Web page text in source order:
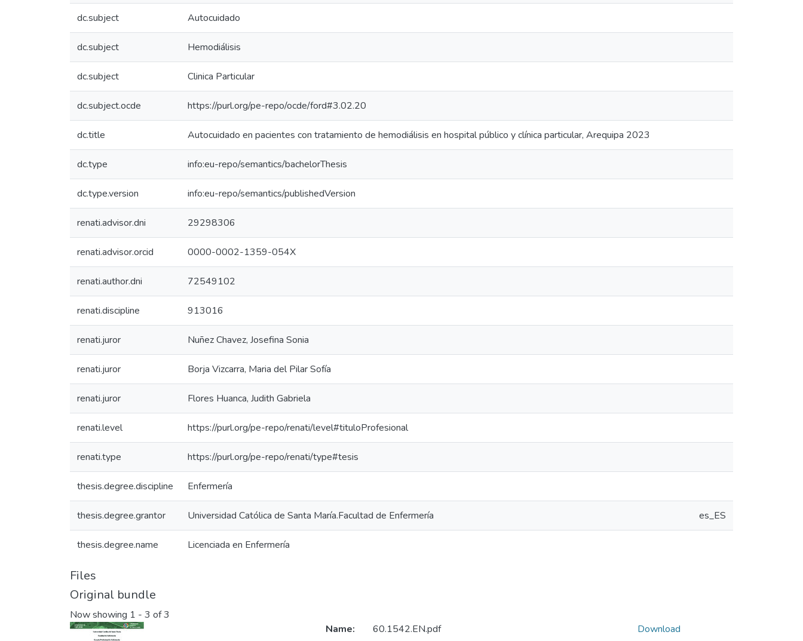
dc.subject Autocuidado
dc.subject Hemodiálisis
dc.subject Clinica Particular
dc.subject.ocde https://purl.org/pe-repo/ocde/ford#3.02.20
dc.title Autocuidado en pacientes con tratamiento de hemodiálisis en hospital público y clínica particular, Arequipa 2023
dc.type info:eu-repo/semantics/bachelorThesis
dc.type.version info:eu-repo/semantics/publishedVersion
renati.advisor.dni 29298306
renati.advisor.orcid 0000-0002-1359-054X
renati.author.dni 72549102
renati.discipline 913016
renati.juror Nuñez Chavez, Josefina Sonia
renati.juror Borja Vizcarra, Maria del Pilar Sofía
renati.juror Flores Huanca, Judith Gabriela
renati.level https://purl.org/pe-repo/renati/level#tituloProfesional
renati.type https://purl.org/pe-repo/renati/type#tesis
thesis.degree.discipline Enfermería
thesis.degree.grantor Universidad Católica de Santa María.Facultad de Enfermería es_ES
thesis.degree.name Licenciada en Enfermería
Files
Original bundle
Now showing 1 - 3 of 3
Name:
60.1542.EN.pdf
Download